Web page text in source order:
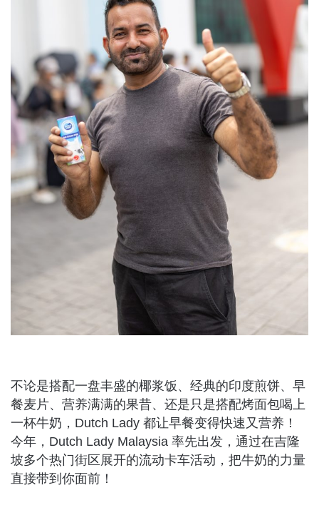
不论是搭配一盘丰盛的椰浆饭、经典的印度煎饼、早
餐麦片、营养满满的果昔、还是只是搭配烤面包喝上
一杯牛奶，Dutch Lady 都让早餐变得快速又营养！
今年，Dutch Lady Malaysia 率先出发，通过在吉隆
坡多个热门街区展开的流动卡车活动，把牛奶的力量
直接带到你面前！